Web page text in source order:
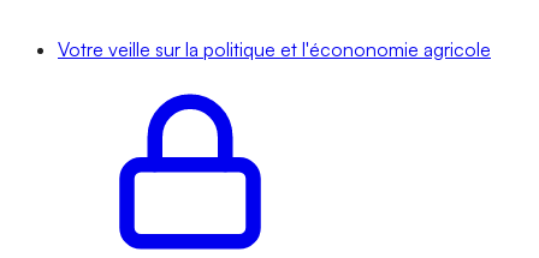
Votre veille sur la politique et l'écononomie agricole